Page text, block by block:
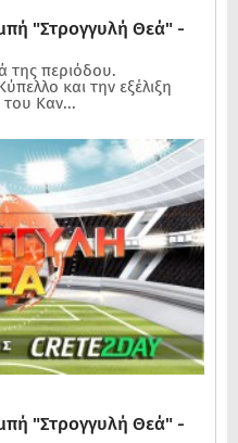
"Στρογγυλή Θεά" -
της περιόδου.
και την εξέλιξη
του Καν...
"Στρογγυλή Θεά" -